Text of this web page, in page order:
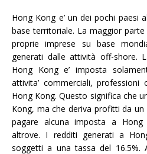
Hong Kong e’ un dei pochi paesi
base territoriale. La maggior
proprie imprese su base
generati dalle attività off-shore.
Hong Kong e’ imposta
attivita’ commerciali,
Hong Kong. Questo significa che
Kong, ma che deriva profitti da
pagare alcuna imposta a
altrove. I redditi generati a
soggetti a una tassa del